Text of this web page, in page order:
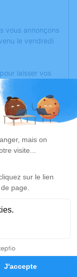
Hommages
vous annonçons
le vendredi
laisser vos
une
des poèmes
dédié à
est disponible
hommage